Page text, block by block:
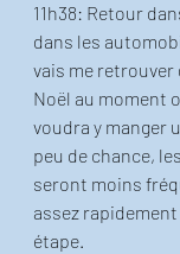
11h38: Retour
dans les
vais me retrouver
Noël au moment
voudra y manger
peu de chance,
seront moins
assez
étape.